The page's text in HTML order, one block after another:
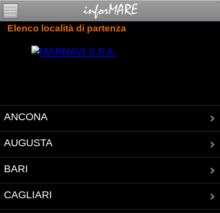
Elenco località di partenza
ANCONA
AUGUSTA
BARI
CAGLIARI